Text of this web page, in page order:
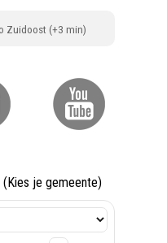
(Kies je gemeente)